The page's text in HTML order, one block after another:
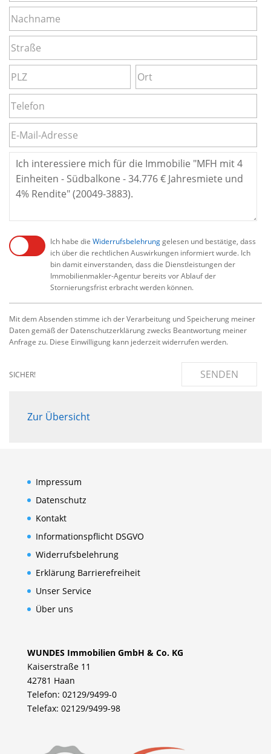
Ich habe die Widerrufsbelehrunggelesen und bestätige, dass
ich über die rechtlichen Auswirkungen informiert wurde. Ich
bin damit einverstanden, dass die Dienstleistungen der
Immobilienmakler-Agentur bereits vor Ablauf der
Stornierungsfrist erbracht werden können.
Mit dem Absenden stimme ich der Verarbeitung und Speicherung meiner
Daten gemäß der Datenschutzerklärung zwecks Beantwortung meiner
Anfrage zu. Diese Einwilligung kann jederzeit widerrufen werden.
SICHER! SENDEN
Zur Übersicht
Impressum
Datenschutz
Kontakt
Informationspflicht DSGVO
Widerrufsbelehrung
Erklärung Barrierefreiheit
Unser Service
Über uns
WUNDES Immobilien GmbH & Co. KG
Kaiserstraße 11
42781 Haan
Telefon: 02129/9499-0
Telefax: 02129/9499-98